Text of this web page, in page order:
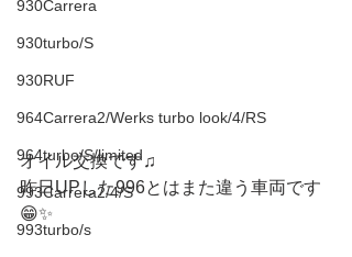
930Carrera
930turbo/S
930RUF
964Carrera2/Werks turbo look/4/RS
964turbo/S/limited
993Carrera2/4/S
993turbo/s
オイル交換です♫
昨日UPした996とはまた違う車両です
😁✨